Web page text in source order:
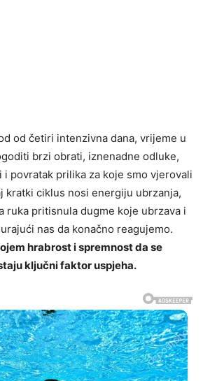
od četiri intenzivna dana, vrijeme u
brzi obrati, iznenadne odluke,
i povratak prilika za koje smo vjerovali
kratki ciklus nosi energiju ubrzanja,
ruka pritisnula dugme koje ubrzava i
nas da konačno reagujemo.
hrabrost i spremnost da se
ključni faktor uspjeha.